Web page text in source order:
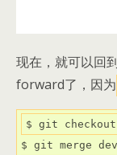
现在，就可以回
forward了，因为
$ git checkout
$ git merge dev